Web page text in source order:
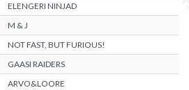
ELENGERI NINJAD
M & J
NOT FAST, BUT FURIOUS!
GAASI RAIDERS
ARVO&LOORE